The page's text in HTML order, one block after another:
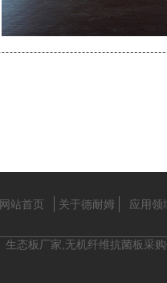
网站首页 关于德耐姆 应用领
生态板厂家,无机纤维抗菌板采